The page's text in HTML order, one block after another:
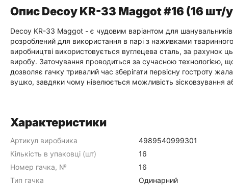
Опис Decoy KR-33 Maggot #16 (16 шт/
Decoy KR-33 Maggot - є чудовим варіантом для шанувальників
розроблений для використання в парі з наживками
виробництві використовується вуглецева сталь, за рахунок
виробу. Заточування проводиться за сучасною технологією,
дозволяє гачку тривалий час зберігати первісну гостроту
вушко, завдяки чому нівелюється можливість зісковзування
Характеристики
Артикул виробника
4989540999301
Кількість в упаковці (шт)
16
Номер гачка, №
16
Тип гачка
Одинарний